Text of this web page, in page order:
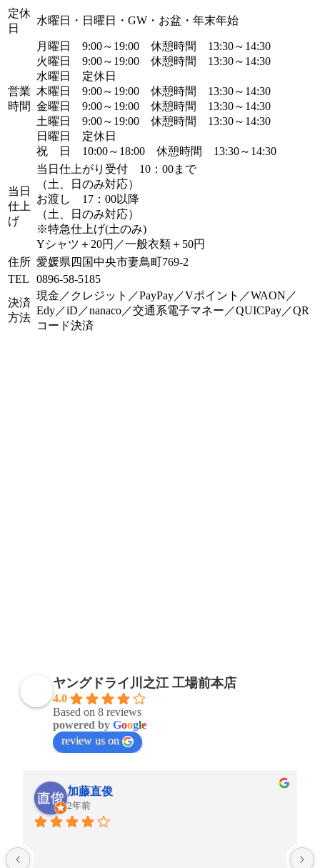
定休
日
水曜日・日曜日・GW・お盆・年末年始
営業
時間
月曜日 9:00～19:00 休憩時間 13:30～14:30
火曜日 9:00～19:00 休憩時間 13:30～14:30
水曜日 定休日
木曜日 9:00～19:00 休憩時間 13:30～14:30
金曜日 9:00～19:00 休憩時間 13:30～14:30
土曜日 9:00～19:00 休憩時間 13:30～14:30
日曜日 定休日
祝 日 10:00～18:00 休憩時間 13:30～14:30
当日
仕上
げ
当日仕上がり受付 10：00まで
（土、日のみ対応）
お渡し 17：00以降
（土、日のみ対応）
※特急仕上げ(土のみ)
Yシャツ＋20円／一般衣類＋50円
住所 愛媛県四国中央市妻鳥町769-2
TEL
0896-58-5185
決済
方法
現金／クレジット／PayPay／Vポイント／WAON／
Edy／iD／nanaco／交通系電子マネー／QUICPay／QR
コード決済
ヤングドライ川之江 工場前本店
4.0
Based on 8 reviews
powered by Google
review us on
加藤直俊
2年前